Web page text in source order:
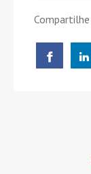
Compartilhe